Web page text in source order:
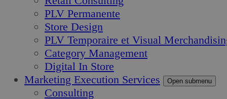
PLV Permanente
Store Design
PLV Temporaire et Visual
Category Management
Digital In Store
Marketing Execution Services
Open submenu
Consulting